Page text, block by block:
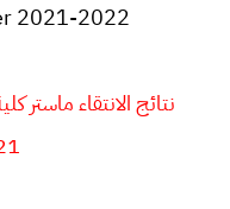
2021-2022
نتائج الانتقاء ماستر